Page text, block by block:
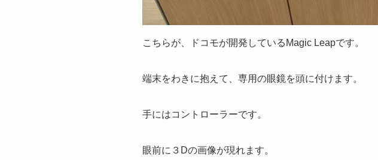
こちらが、ドコモが開発しているMagic Leapです。
端末をわきに抱えて、専用の眼鏡を頭に付けます。
手にはコントローラーです。
眼前に３Dの画像が現れます。